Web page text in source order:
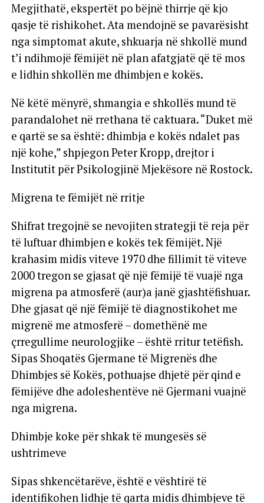
Megjithatë, ekspertët po bëjnë thirrje që kjo
qasje të rishikohet. Ata mendojnë se pavarësisht
nga simptomat akute, shkuarja në shkollë mund
t’i ndihmojë fëmijët në plan afatgjatë që të mos
e lidhin shkollën me dhimbjen e kokës.
Në këtë mënyrë, shmangia e shkollës mund të
parandalohet në rrethana të caktuara. “Duket më
e qartë se sa është: dhimbja e kokës ndalet pas
një kohe,” shpjegon Peter Kropp, drejtor i
Institutit për Psikologjinë Mjekësore në Rostock.
Migrena te fëmijët në rritje
Shifrat tregojnë se nevojiten strategji të reja për
të luftuar dhimbjen e kokës tek fëmijët. Një
krahasim midis viteve 1970 dhe fillimit të viteve
2000 tregon se gjasat që një fëmijë të vuajë nga
migrena pa atmosferë (aur)a janë gjashtëfishuar.
Dhe gjasat që një fëmijë të diagnostikohet me
migrenë me atmosferë – domethënë me
çrregullime neurologjike – është rritur tetëfish.
Sipas Shoqatës Gjermane të Migrenës dhe
Dhimbjes së Kokës, pothuajse dhjetë për qind e
fëmijëve dhe adoleshentëve në Gjermani vuajnë
nga migrena.
Dhimbje koke për shkak të mungesës së
ushtrimeve
Sipas shkencëtarëve, është e vështirë të
identifikohen lidhje të qarta midis dhimbjeve të